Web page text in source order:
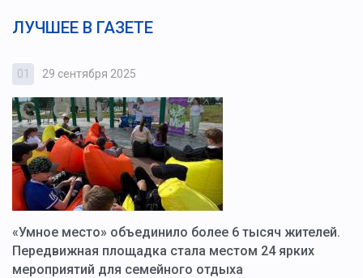
ЛУЧШЕЕ В ГАЗЕТЕ
01 29 сентября 2025
«Умное место» объединило более 6 тысяч жителей.
Передвижная площадка стала местом 24 ярких
мероприятий для семейного отдыха